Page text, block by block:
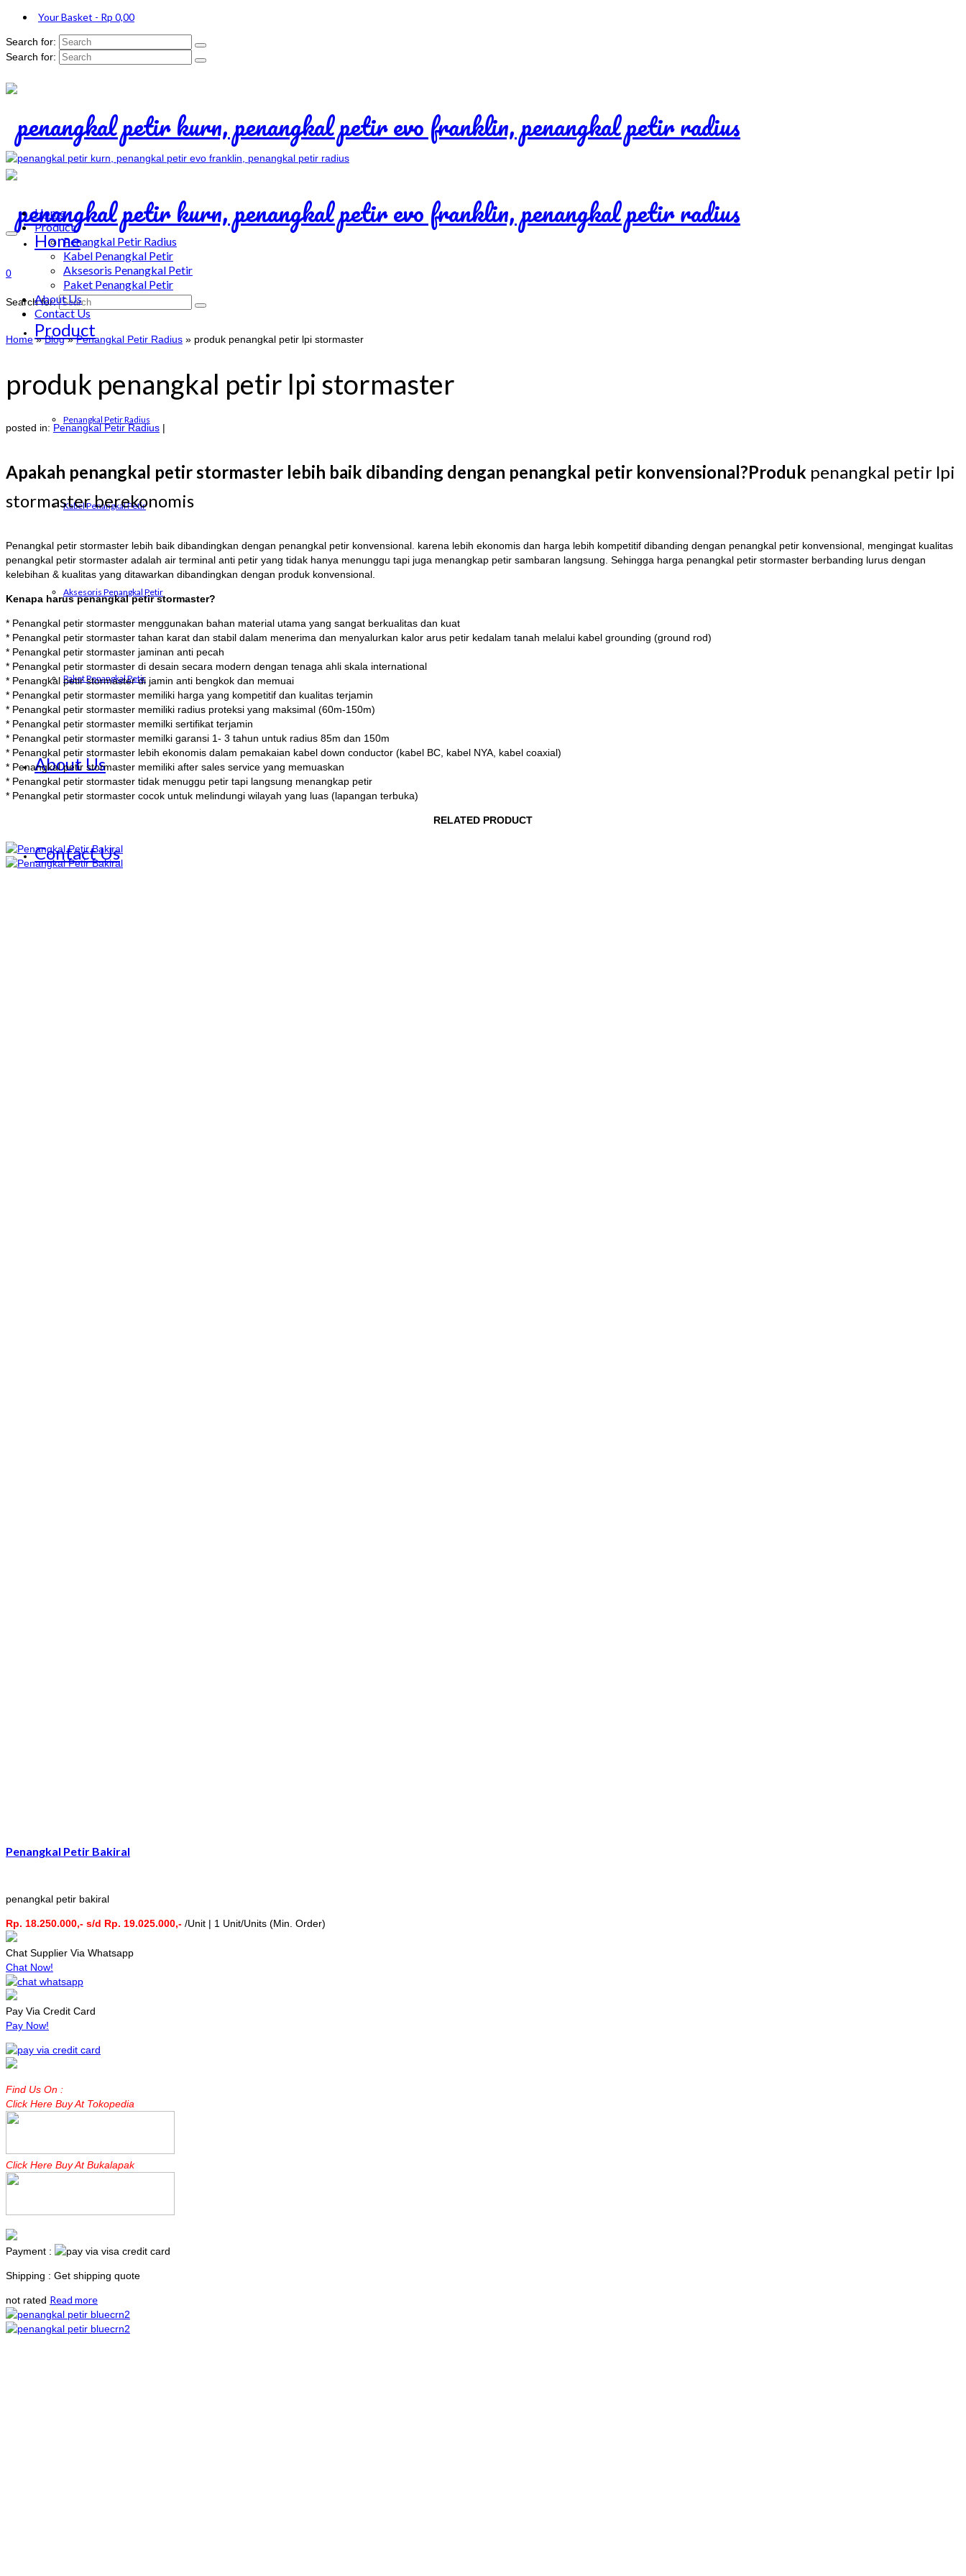
Your Basket - Rp 0,00
Search for:
Search for:
Home
Product
Penangkal Petir Radius
Kabel Penangkal Petir
Aksesoris Penangkal Petir
Paket Penangkal Petir
About Us
Contact Us
0
Search for:
Home
Product
Penangkal Petir Radius
Kabel Penangkal Petir
Aksesoris Penangkal Petir
Paket Penangkal Petir
About Us
Contact Us
Home » Blog»Penangkal Petir Radius » produk penangkal petir lpi stormaster
produk penangkal petir lpi stormaster
posted in: Penangkal Petir Radius |
Apakah penangkal petir stormaster lebih baik dibanding dengan penangkal petir konvensional?Produk penangkal petir lpi
stormaster berekonomis
Penangkal petir stormaster lebih baik dibandingkan dengan penangkal petir konvensional. karena lebih ekonomis dan harga lebih kompetitif dibanding dengan penangkal petir konvensional, mengingat kualitas
penangkal petir stormaster adalah air terminal anti petir yang tidak hanya menunggu tapi juga menangkap petir sambaran langsung. Sehingga harga penangkal petir stormaster berbanding lurus dengan
kelebihan & kualitas yang ditawarkan dibandingkan dengan produk konvensional.
Kenapa harus penangkal petir stormaster?
* Penangkal petir stormaster menggunakan bahan material utama yang sangat berkualitas dan kuat
* Penangkal petir stormaster tahan karat dan stabil dalam menerima dan menyalurkan kalor arus petir kedalam tanah melalui kabel grounding (ground rod)
* Penangkal petir stormaster jaminan anti pecah
* Penangkal petir stormaster di desain secara modern dengan tenaga ahli skala international
* Penangkal petir stormaster di jamin anti bengkok dan memuai
* Penangkal petir stormaster memiliki harga yang kompetitif dan kualitas terjamin
* Penangkal petir stormaster memiliki radius proteksi yang maksimal (60m-150m)
* Penangkal petir stormaster memilki sertifikat terjamin
* Penangkal petir stormaster memilki garansi 1- 3 tahun untuk radius 85m dan 150m
* Penangkal petir stormaster lebih ekonomis dalam pemakaian kabel down conductor (kabel BC, kabel NYA, kabel coaxial)
* Penangkal petir stormaster memiliki after sales service yang memuaskan
* Penangkal petir stormaster tidak menuggu petir tapi langsung menangkap petir
* Penangkal petir stormaster cocok untuk melindungi wilayah yang luas (lapangan terbuka)
RELATED PRODUCT
Penangkal Petir Bakiral
penangkal petir bakiral
Rp. 18.250.000,- s/d Rp. 19.025.000,- /Unit | 1 Unit/Units (Min. Order)
Chat Supplier Via Whatsapp
Chat Now!
Pay Via Credit Card
Pay Now!
Find Us On :
Click Here Buy At Tokopedia
Click Here Buy At Bukalapak
Payment :
Shipping : Get shipping quote
not rated Read more